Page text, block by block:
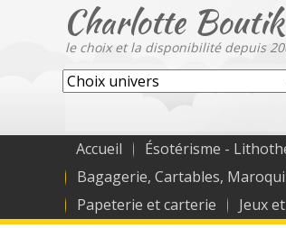
Charlotte Boutik
le choix et la disponibilité depuis
Accueil Ésotérisme -
Bagagerie, Cartables,
Papeterie et carterie
Jeux